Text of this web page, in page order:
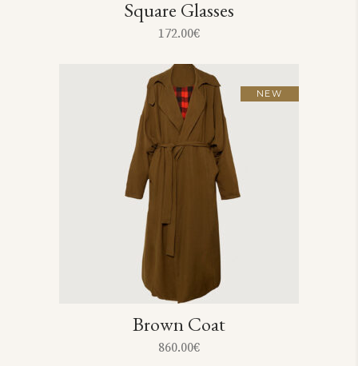
Square Glasses
172.00€
NEW
Brown Coat
860.00€